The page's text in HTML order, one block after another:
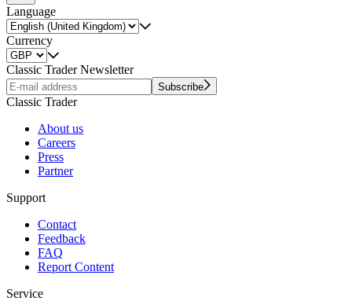
Language
Currency
Classic Trader Newsletter
Subscribe
Classic Trader
About us
Careers
Press
Partner
Support
Contact
Feedback
FAQ
Report Content
Service